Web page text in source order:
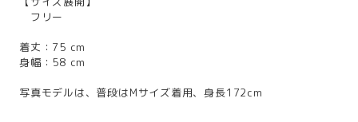
フリー
着丈：75 cm
身幅：58 cm
写真モデルは、普段はMサイズ着用、身長172cm